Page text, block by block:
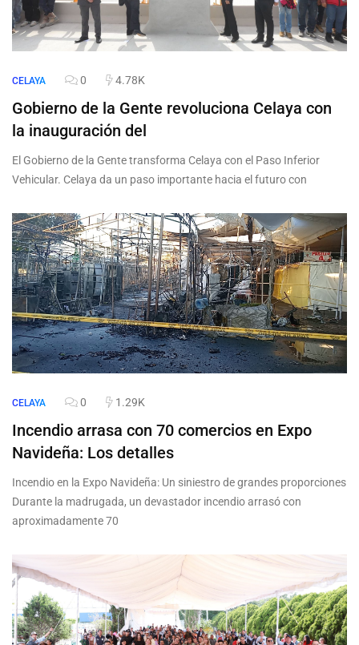
CELAYA 0 4.78K
Gobierno de la Gente revoluciona Celaya con
la inauguración del
El Gobierno de la Gente transforma Celaya con el Paso Inferior
Vehicular. Celaya da un paso importante hacia el futuro con
CELAYA 0 1.29K
Incendio arrasa con 70 comercios en Expo
Navideña: Los detalles
Incendio en la Expo Navideña: Un siniestro de grandes proporciones
Durante la madrugada, un devastador incendio arrasó con
aproximadamente 70